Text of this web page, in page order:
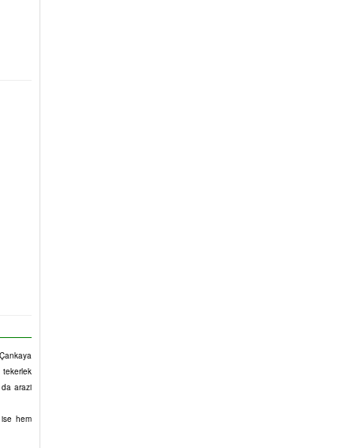
tekerlek
da arazi
ise hem